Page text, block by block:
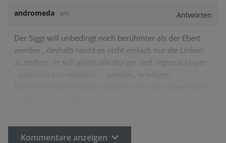
andromeda am Antworten
Der Siggi will unbedingt noch berühmter als der Ebert
werden , deshalb reicht es nicht einfach nur die Linken
zu treffen ; er will gleich alle Bürger und regional player ,
Kommentare anzeigen